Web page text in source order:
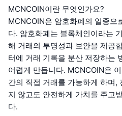
MCNCOIN이란 무엇인가요?
MCNCOIN은 암호화폐의 일종으
다. 암호화폐는 블록체인이라는
해 거래의 투명성과 보안을 제공
터에 거래 기록을 분산 저장하는
어렵게 만듭니다. MCNCOIN은
간의 직접 거래를 가능하게 하며,
지 않고도 안전하게 가치를 주고
다.